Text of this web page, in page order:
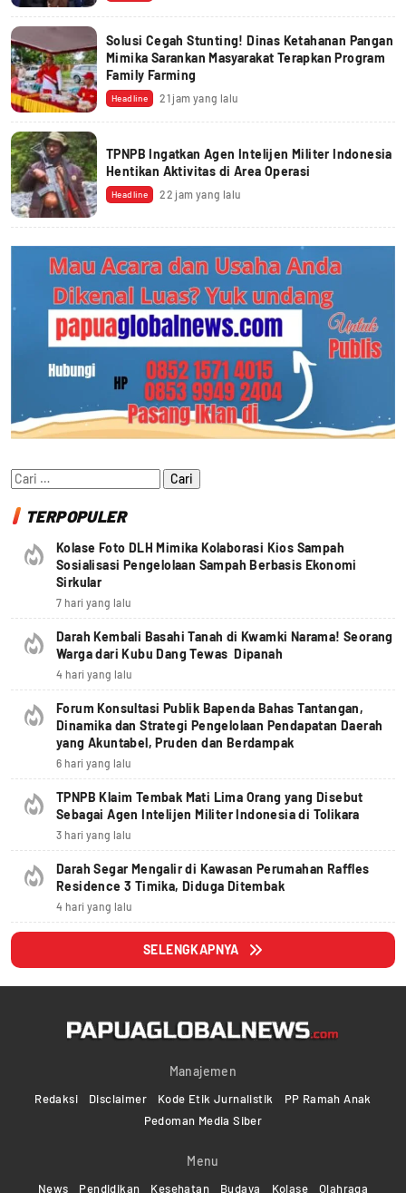
Solusi Cegah Stunting! Dinas Ketahanan Pangan
Mimika Sarankan Masyarakat Terapkan Program
Family Farming
Headline 21 jam yang lalu
TPNPB Ingatkan Agen Intelijen Militer Indonesia
Hentikan Aktivitas di Area Operasi
Headline 22 jam yang lalu
Cari
untuk:
TERPOPULER
Kolase Foto DLH Mimika Kolaborasi Kios Sampah
Sosialisasi Pengelolaan Sampah Berbasis Ekonomi
Sirkular
7 hari yang lalu
Darah Kembali Basahi Tanah di Kwamki Narama! Seorang
Warga dari Kubu Dang Tewas Dipanah
4 hari yang lalu
Forum Konsultasi Publik Bapenda Bahas Tantangan,
Dinamika dan Strategi Pengelolaan Pendapatan Daerah
yang Akuntabel, Pruden dan Berdampak
6 hari yang lalu
TPNPB Klaim Tembak Mati Lima Orang yang Disebut
Sebagai Agen Intelijen Militer Indonesia di Tolikara
3 hari yang lalu
Darah Segar Mengalir di Kawasan Perumahan Raffles
Residence 3 Timika, Diduga Ditembak
4 hari yang lalu
SELENGKAPNYA
Manajemen
Redaksi Disclaimer Kode Etik Jurnalistik
PP Ramah Anak
Pedoman Media Siber
Menu
News Pendidikan Kesehatan Budaya Kolase Olahraga